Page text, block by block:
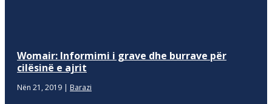
Womair: Informimi i grave dhe burrave për
cilësinë e ajrit
Nën 21, 2019 | Barazi